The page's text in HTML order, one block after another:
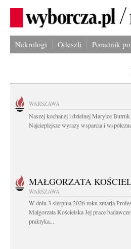
Nekrologi Odeszli Poradnik
WARSZAWA
Naszej kochanej i dzielnej Marylce Butruk
Najcieplejsze wyrazy wsparcia i
MAŁGORZATA
WARSZAWA
W dniu 3 sierpnia 2026 roku zmarła
Małgorzata Kościelska Jej prace
praktyka...